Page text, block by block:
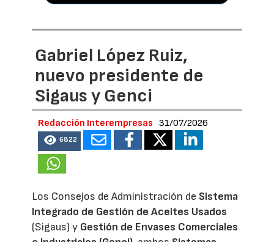
Gabriel López Ruiz,
nuevo presidente de
Sigaus y Genci
Redacción Interempresas 31/07/2026
6822
Los Consejos de Administración de Sistema
Integrado de Gestión de Aceites Usados
(Sigaus) y Gestión de Envases Comerciales